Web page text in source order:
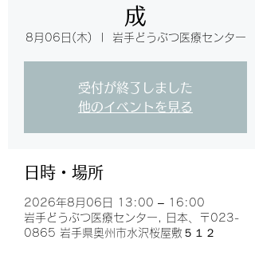
成
8月06日(木) 岩手どうぶつ医療センター
受付が終了しました
他のイベントを見る
日時・場所
2026年8月06日 13:00 – 16:00
岩手どうぶつ医療センター, 日本、〒023-
0865 岩手県奥州市水沢桜屋敷５１２